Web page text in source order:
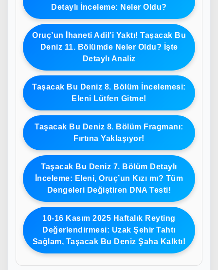
Detaylı İnceleme: Neler Oldu?
Oruç’un İhaneti Adil’i Yaktı! Taşacak Bu
Deniz 11. Bölümde Neler Oldu? İşte
Detaylı Analiz
Taşacak Bu Deniz 8. Bölüm İncelemesi:
Eleni Lütfen Gitme!
Taşacak Bu Deniz 8. Bölüm Fragmanı:
Fırtına Yaklaşıyor!
Taşacak Bu Deniz 7. Bölüm Detaylı
İnceleme: Eleni, Oruç’un Kızı mı? Tüm
Dengeleri Değiştiren DNA Testi!
10-16 Kasım 2025 Haftalık Reyting
Değerlendirmesi: Uzak Şehir Tahtı
Sağlam, Taşacak Bu Deniz Şaha Kalktı!